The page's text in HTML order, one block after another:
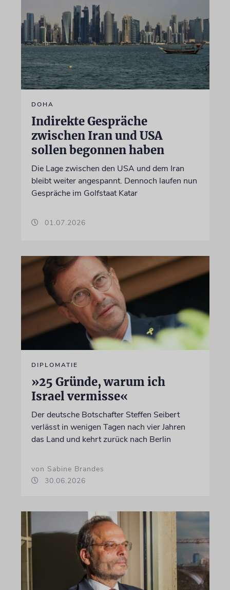
DOHA
Indirekte Gespräche
zwischen Iran und USA
sollen begonnen haben
Die Lage zwischen den USA und dem Iran
bleibt weiter angespannt. Dennoch laufen nun
Gespräche im Golfstaat Katar
01.07.2026
DIPLOMATIE
»25 Gründe, warum ich
Israel vermisse«
Der deutsche Botschafter Steffen Seibert
verlässt in wenigen Tagen nach vier Jahren
das Land und kehrt zurück nach Berlin
von Sabine Brandes
30.06.2026